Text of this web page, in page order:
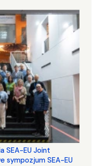
SEA-EU Joint
sympozjum SEA-EU